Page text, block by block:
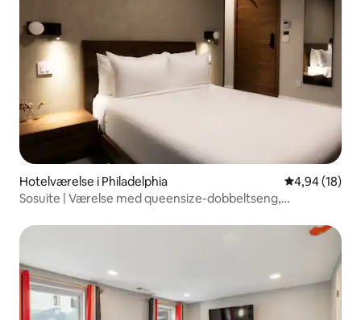
Hotelværelse i Philadelphia 4,94 ud af 5 i
4,94 (18)
Sosuite | Værelse med queensize-dobbeltseng,